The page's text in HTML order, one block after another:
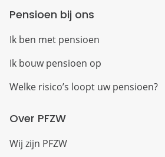
Pensioen bij ons
Ik ben met pensioen
Ik bouw pensioen op
Welke risico’s loopt uw pensioen?
Over PFZW
Wij zijn PFZW